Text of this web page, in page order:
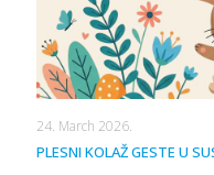
24. March 2026.
PLESNI KOLAŽ GESTE U